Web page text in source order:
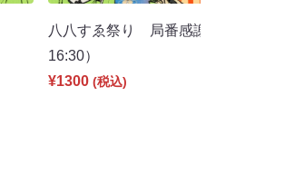
八八すゑ祭り 局番感謝祭（8/8
16:30）
¥1300 (税込)